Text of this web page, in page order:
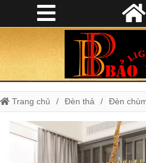
Trang chủ Đèn thả Đèn
Đèn chùm pha lê Đèn thả hiện đại
Đèn Thả Phòng Khách Đèn thả